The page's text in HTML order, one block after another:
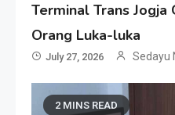
Terminal Trans Jogja
Orang Luka-luka
July 27, 2026 Sedayu
2 MINS READ